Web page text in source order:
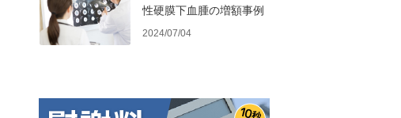
性硬膜下血腫の増額事例
2024/07/04